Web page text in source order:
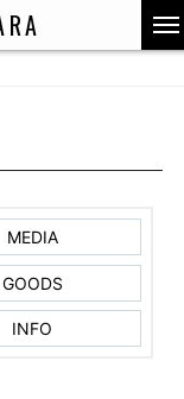
MEDIA
GOODS
INFO